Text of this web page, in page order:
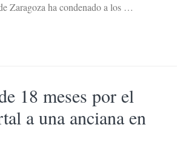
Zaragoza ha condenado a los …
18 meses por el
a una anciana en